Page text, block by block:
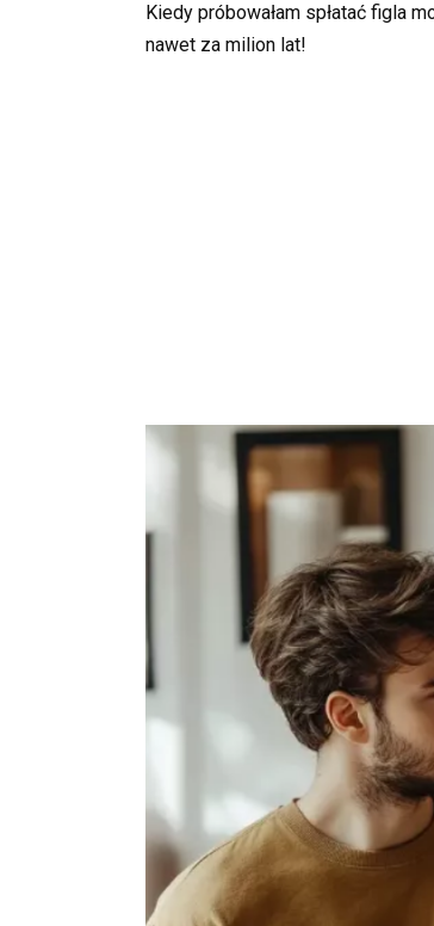
Kiedy próbowałam spłatać figla
nawet za milion lat!